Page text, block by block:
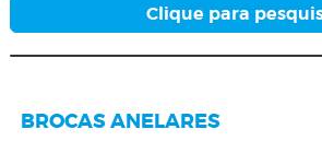
Clique para
BROCAS ANELARES